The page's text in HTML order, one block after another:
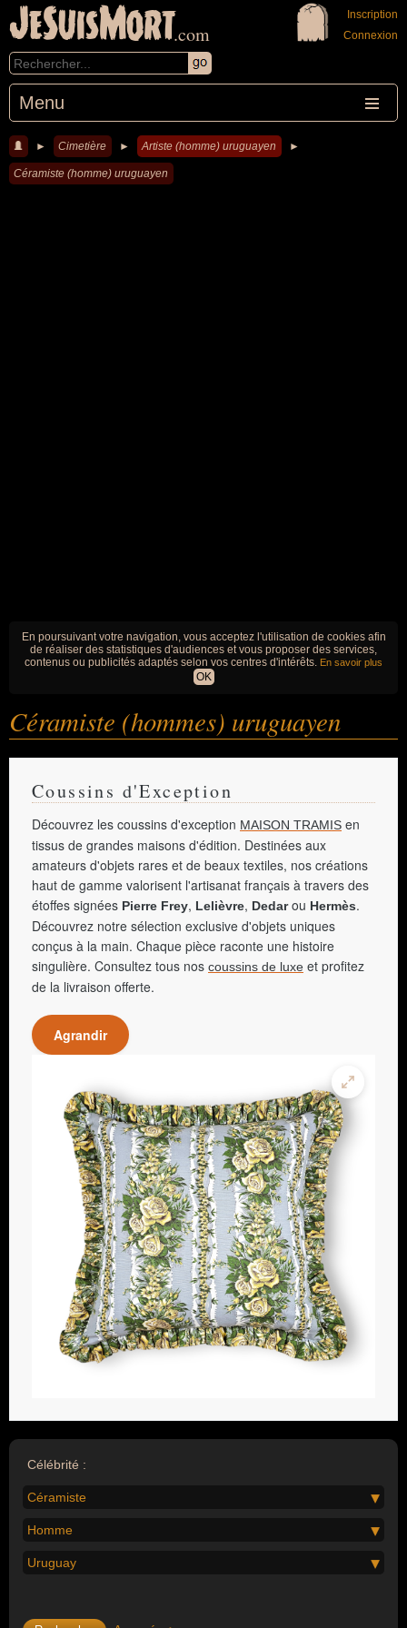
JeSuisMort.com
Menu
Inscription
Connexion
► Cimetière ► Artiste (homme) uruguayen ►
Céramiste (homme) uruguayen
En poursuivant votre navigation, vous acceptez l'utilisation de cookies afin
de réaliser des statistiques d'audiences et vous proposer des services,
contenus ou publicités adaptés selon vos centres d'intérêts. En savoir plus
OK
Céramiste (hommes) uruguayen
Coussins d'Exception
Découvrez les coussins d'exception MAISON TRAMIS en
tissus de grandes maisons d'édition. Destinées aux
amateurs d'objets rares et de beaux textiles, nos créations
haut de gamme valorisent l'artisanat français à travers des
étoffes signées Pierre Frey, Lelièvre, Dedarou Hermès.
Découvrez notre sélection exclusive d'objets uniques
conçus à la main. Chaque pièce raconte une histoire
singulière. Consultez tous nos coussins de luxe et profitez
de la livraison offerte.
Agrandir
Célébrité :
Céramiste
Homme
Uruguay